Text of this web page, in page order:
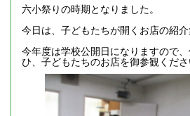
六小祭りの時期となりました。
今日は、子どもたちが開くお店の紹介
今年度は学校公開日になりますので
ひ、子どもたちのお店を御参観くだ